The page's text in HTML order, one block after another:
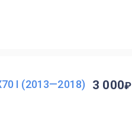
I (2013—2018) 3 000